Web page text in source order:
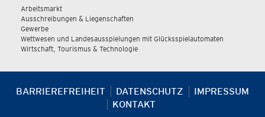
Arbeitsmarkt
Ausschreibungen & Liegenschaften
Gewerbe
Wettwesen und Landesausspielungen mit Glücksspielautomaten
Wirtschaft, Tourismus & Technologie
BARRIEREFREIHEIT DATENSCHUTZ
IMPRESSUM
KONTAKT